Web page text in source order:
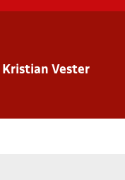
Kristian Vester